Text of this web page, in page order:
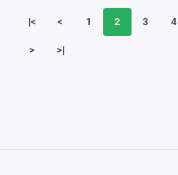
|< < 1 2 3 4
> >|